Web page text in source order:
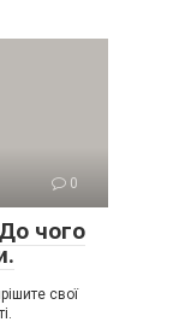
0
чого
свої